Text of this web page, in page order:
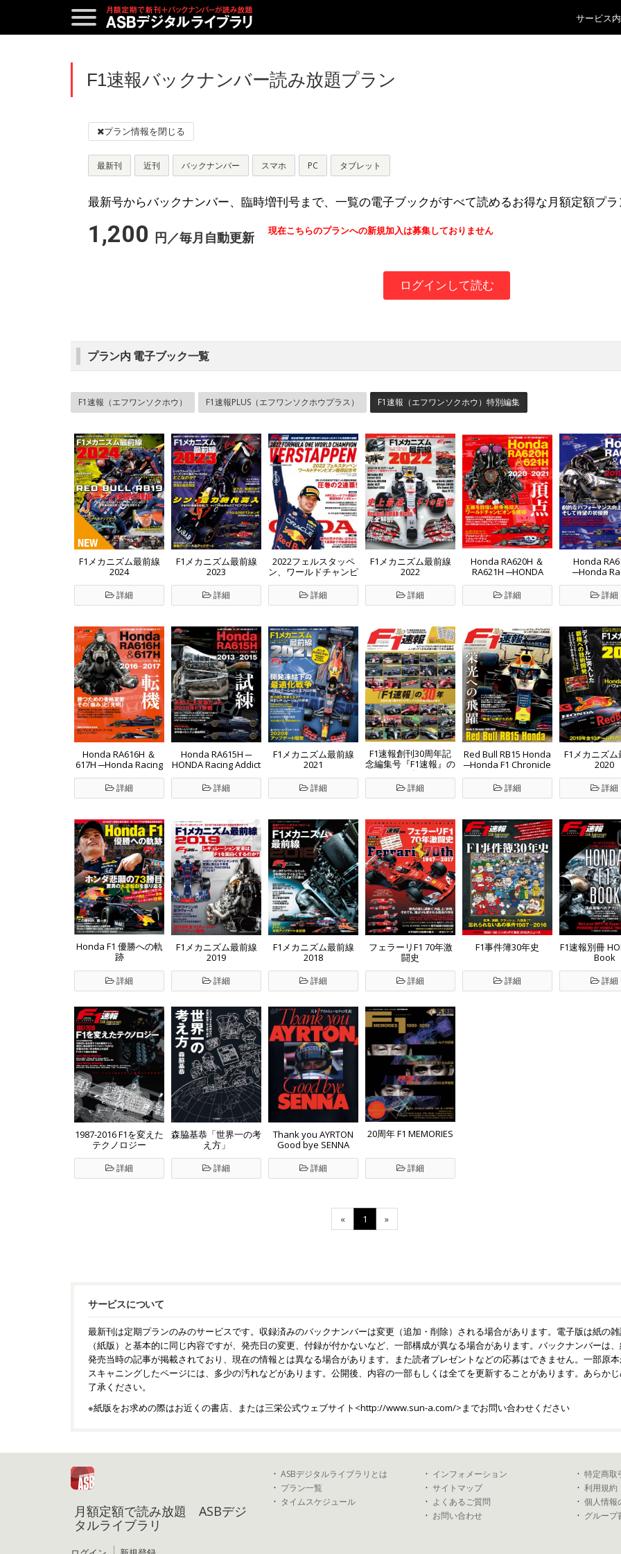
サービス
F1速報バックナンバー読み放題プラン
最新刊 近刊 バックナンバー スマホ PC タブレット
最新号からバックナンバー、臨時増刊号まで、一覧の電子ブックがすべて読めるお得な月額定額プ
1,200 円／毎月自動更新 現在こちらのプランへの新規加入は募集しておりません
ログインして読む
プラン内 電子ブック一覧
F1速報（エフワンソクホウ） F1速報PLUS（エフワンソクホウプラス） F1速報（エフワンソクホウ）特別編集
F1メカニズム最前線
2024
詳細
F1メカニズム最前線
2023
詳細
2022フェルスタッペ
ン、ワールドチャンピ
オン獲得記念号
詳細
F1メカニズム最前線
2022
詳細
Honda RA620H ＆
RA621H ─HONDA
Racing Addict Vol.4
2020-2021─
詳細
Honda
─Honda
Addict Vol.3
2019─
詳細
Honda RA616H ＆
617H ─Honda Racing
Addict Vol.2 2016-
2017─
詳細
Honda RA615H ─
HONDA Racing Addict
Vol.1 2013-2015 ─
詳細
F1メカニズム最前線
2021
詳細
F1速報創刊30周年記
念編集号『F1速報』の
30年
詳細
Red Bull RB15 Honda
─Honda F1 Chronicle
2018-2020─
詳細
F1メカニズム
2020
詳細
Honda F1 優勝への軌
跡
詳細
F1メカニズム最前線
2019
詳細
F1メカニズム最前線
2018
詳細
フェラーリF1 70年激
闘史
詳細
F1事件簿30年史
詳細
F1速報別冊
Book
詳細
1987-2016 F1を変えた
テクノロジー
詳細
森脇基恭「世界一の考
え方」
詳細
Thank you AYRTON
Good bye SENNA
詳細
20周年 F1 MEMORIES
詳細
« 1 »
サービスについて
最新刊は定期プランのみのサービスです。収録済みのバックナンバーは変更（追加・削除）される場合があります。電子版は紙の
（紙版）と基本的に同じ内容ですが、発売日の変更、付録が付かないなど、一部構成が異なる場合があります。バックナンバーは
発売当時の記事が掲載されており、現在の情報とは異なる場合があります。また読者プレゼントなどの応募はできません。一部原
スキャニングしたページには、多少の汚れなどがあります。公開後、内容の一部もしくは全てを更新することがあります。あらか
了承ください。
※紙版をお求めの際はお近くの書店、または三栄公式ウェブサイト<http://www.sun-a.com/>までお問い合わせください
月額定額で読み放題 ASBデジ
タルライブラリ
ASBデジタルライブラリとは
プラン一覧
タイムスケジュール
インフォメーション
サイトマップ
よくあるご質問
お問い合わせ
特定商取
利用規約
個人情報
グループ